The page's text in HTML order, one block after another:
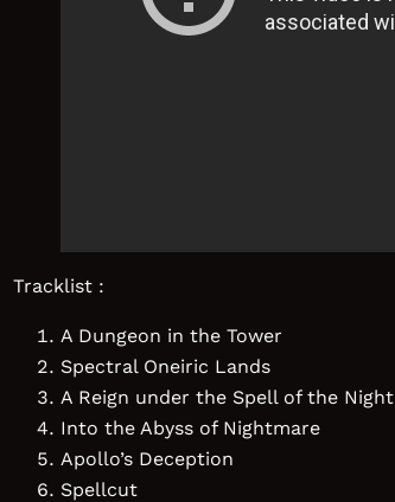
Tracklist :
A Dungeon in the Tower
Spectral Oneiric Lands
A Reign under the Spell of the Night
Into the Abyss of Nightmare
Apollo’s Deception
Spellcut